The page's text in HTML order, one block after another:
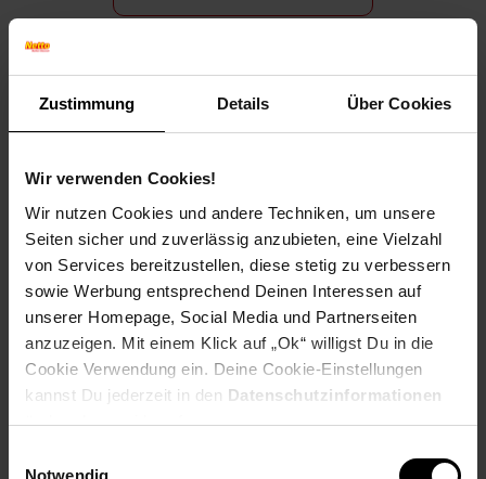
Zustimmung Details Über Cookies
Wir verwenden Cookies!
Wir nutzen Cookies und andere Techniken, um unsere
Seiten sicher und zuverlässig anzubieten, eine Vielzahl
von Services bereitzustellen, diese stetig zu verbessern
sowie Werbung entsprechend Deinen Interessen auf
unserer Homepage, Social Media und Partnerseiten
anzuzeigen. Mit einem Klick auf „Ok“ willigst Du in die
Cookie Verwendung ein. Deine Cookie-Einstellungen
kannst Du jederzeit in den Datenschutzinformationen
ändern bzw. widerrufen.
Notwendig
Folge uns auf Social Media!
Hinweis: Aus Gründen der leichteren Lesbarkeit verwenden
wir im Textverlauf die männliche Form der Anrede.
Selbstverständlich sind bei Netto Menschen jeder
Geschlechtsidentität willkommen.
Fußzeile